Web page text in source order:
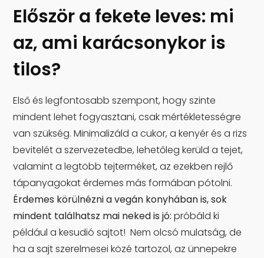
Először a fekete leves: mi
az, ami karácsonykor is
tilos?
Első és legfontosabb szempont, hogy szinte
mindent lehet fogyasztani, csak mértékletességre
van szükség. Minimalizáld a cukor, a kenyér és a rizs
bevitelét a szervezetedbe, lehetőleg kerüld a tejet,
valamint a legtöbb tejterméket, az ezekben rejlő
tápanyagokat érdemes más formában pótolni.
Érdemes körülnézni a vegán konyhában is, sok
mindent találhatsz mai neked is jó: próbáld ki
például a kesudió sajtot! Nem olcsó mulatság, de
ha a sajt szerelmesei közé tartozol, az ünnepekre